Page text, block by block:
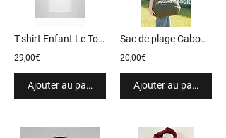
T-shirt Enfant Le Touquet 2025
29,00€
Ajouter au panier
Sac de plage Cabourg Classic
20,00€
Ajouter au panier